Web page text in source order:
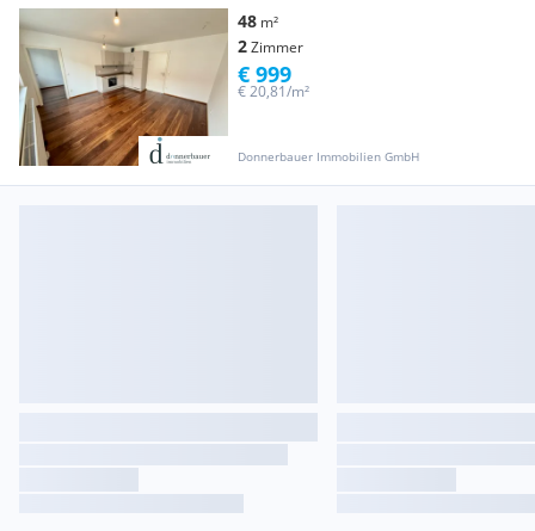
48 m²
2Zimmer
Donnerbauer Immobilien GmbH
€ 20,81/m²
€ 999